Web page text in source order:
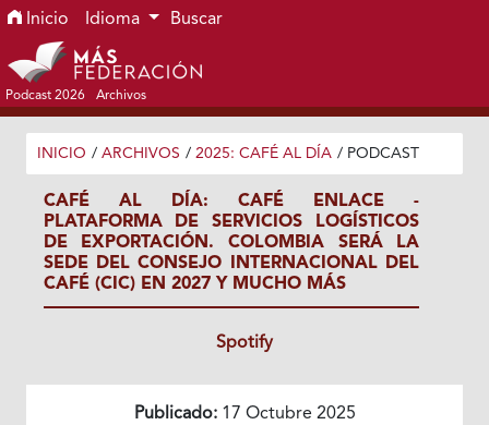
Ir al menú de navegación principal
Ir al contenido principal
Ir al pie de página del sitio
Inicio Idioma Buscar
Podcast 2026 Archivos
INICIO / ARCHIVOS / 2025: CAFÉ AL DÍA / PODCAST
CAFÉ AL DÍA: CAFÉ ENLACE -
PLATAFORMA DE SERVICIOS LOGÍSTICOS
DE EXPORTACIÓN. COLOMBIA SERÁ LA
SEDE DEL CONSEJO INTERNACIONAL DEL
CAFÉ (CIC) EN 2027 Y MUCHO MÁS
Spotify
Publicado:17 Octubre 2025